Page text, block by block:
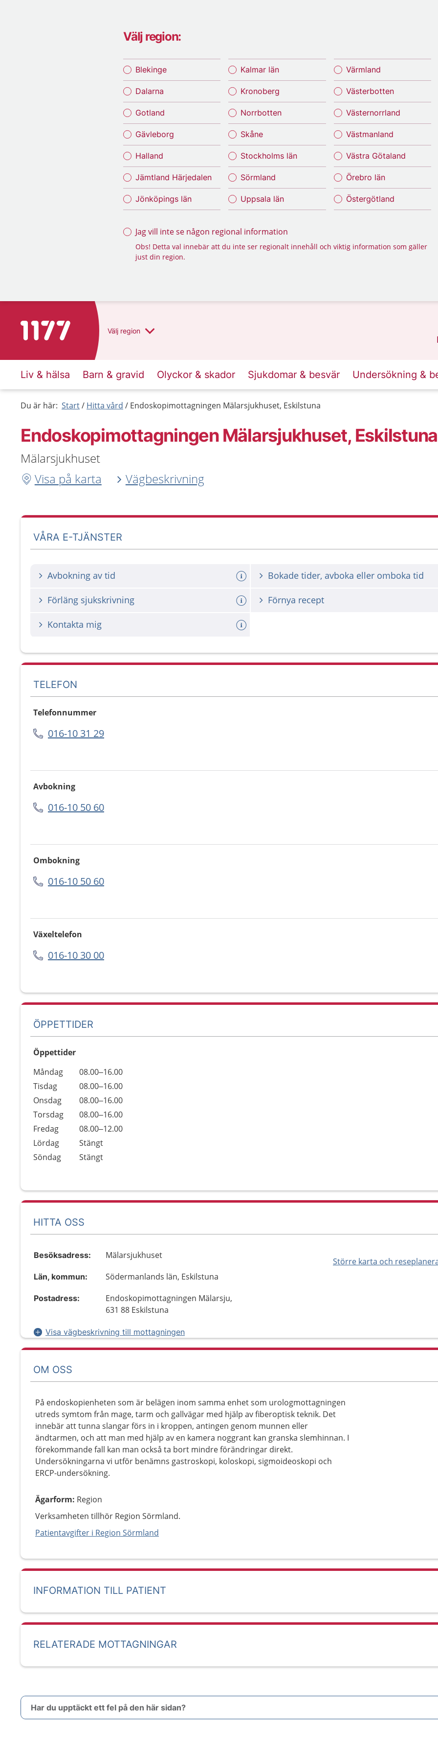
Välj region:
Blekinge
Dalarna
Gotland
Gävleborg
Halland
Jämtland Härjedalen
Jönköpings län
Kalmar län
Kronoberg
Norrbotten
Skåne
Stockholms län
Sörmland
Uppsala län
Värmland
Västerbotten
Västernorrland
Västmanland
Västra Götaland
Örebro län
Östergötland
Jag vill inte se någon regional information
Obs! Detta val innebär att du inte ser regionalt innehåll och viktig information som gäller
just din region.
Till startsidan för 1177 Välj region
Liv & hälsa Barn & gravid Olyckor & skador Sjukdomar & besvär Undersökning &
Du är här: Start Hitta vård Endoskopimottagningen Mälarsjukhuset, Eskilstuna
Endoskopimottagningen Mälarsjukhuset, Eskilstuna
Mälarsjukhuset
Visa på karta
Vägbeskrivning
VÅRA E-TJÄNSTER
Avbokning av tid Bokade tider, avboka eller omboka tid
Förläng sjukskrivning Förnya recept
Kontakta mig
TELEFON
Telefonnummer
016-10 31 29
Avbokning
016-10 50 60
Ombokning
016-10 50 60
Växeltelefon
016-10 30 00
ÖPPETTIDER
Öppettider
Dag
Öppettider
Kommentarer
Måndag
08.00–16.00
Tisdag
08.00–16.00
Onsdag
08.00–16.00
Torsdag
08.00–16.00
Fredag
08.00–12.00
Lördag
Stängt
Söndag
Stängt
HITTA OSS
Större karta och
Besöksadress: Mälarsjukhuset
Län, kommun: Södermanlands län, Eskilstuna
Postadress:
Endoskopimottagningen Mälarsju,
631 88 Eskilstuna
Visa vägbeskrivning till mottagningen
OM OSS
På endoskopienheten som är belägen inom samma enhet som urologmottagningen
utreds symtom från mage, tarm och gallvägar med hjälp av fiberoptisk teknik. Det
innebär att tunna slangar förs in i kroppen, antingen genom munnen eller
ändtarmen, och att man med hjälp av en kamera noggrant kan granska slemhinnan. I
förekommande fall kan man också ta bort mindre förändringar direkt.
Undersökningarna vi utför benämns gastroskopi, koloskopi, sigmoideoskopi och
ERCP-undersökning.
Ägarform: Region
Verksamheten tillhör Region Sörmland.
Patientavgifter i Region Sörmland
INFORMATION TILL PATIENT
RELATERADE MOTTAGNINGAR
Har du upptäckt ett fel på den här sidan?